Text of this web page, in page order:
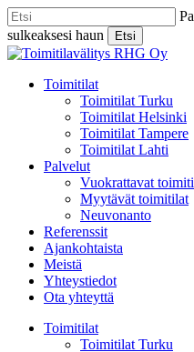
Skip
to
main
content
sulkeaksesi haun
Etsi
Close
Menu
Toimitilat
Toimitilat Turku
Toimitilat Helsinki
Toimitilat Tampere
Toimitilat Lahti
Palvelut
Vuokrattavat
Myytävät toimitilat
Neuvonanto
Referenssit
Ajankohtaista
Meistä
Yhteystiedot
Ota yhteyttä
Toimitilat
Toimitilat Turku